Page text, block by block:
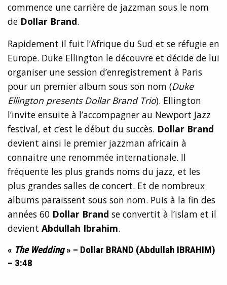
commence une carrière de jazzman sous le nom
de Dollar Brand.
Rapidement il fuit l’Afrique du Sud et se réfugie en
Europe. Duke Ellington le découvre et décide de lui
organiser une session d’enregistrement à Paris
pour un premier album sous son nom (Duke
Ellington presents Dollar Brand Trio). Ellington
l’invite ensuite à l’accompagner au Newport Jazz
festival, et c’est le début du succès. Dollar Brand
devient ainsi le premier jazzman africain à
connaitre une renommée internationale. Il
fréquente les plus grands noms du jazz, et les
plus grandes salles de concert. Et de nombreux
albums paraissent sous son nom. Puis à la fin des
années 60 Dollar Brand se convertit à l’islam et il
devient Abdullah Ibrahim.
« The Wedding» – Dollar BRAND (Abdullah IBRAHIM)
– 3:48